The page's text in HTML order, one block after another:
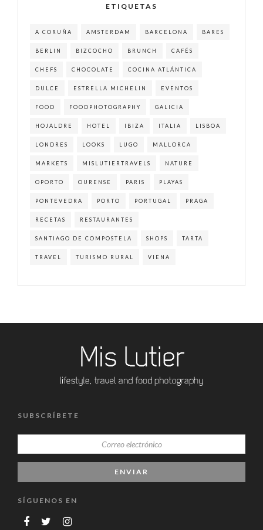
ETIQUETAS
A CORUÑA AMSTERDAM BARCELONA BARES
BERLIN BIZCOCHO BRUNCH CAFÉS
CHEFS CHOCOLATE COCINA ATLÁNTICA
DULCE ESTRELLA MICHELIN EVENTOS
FOOD FOODPHOTOGRAPHY GALICIA
HOJALDRE HOTEL IBIZA ITALIA LISBOA
LONDRES LOOKS LUGO MALLORCA
MARKETS MISLUTIERTRAVELS NATURE
OPORTO OURENSE PARIS PLAYAS
PONTEVEDRA PORTO PORTUGAL PRAGA
RECETAS RESTAURANTES
SANTIAGO DE COMPOSTELA SHOPS TARTA
TRAVEL TURISMO RURAL VIENA
SUBSCRÍBETE
SÍGUENOS EN